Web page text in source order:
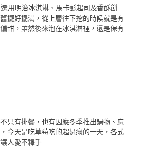
用明治冰淇淋、馬卡彭起司及香酥餅
擺好擺滿，從上層往下挖的時候就是有
甜，雖然後來泡在冰淇淋裡，還是保有
只有排餐，也有因應冬季推出鍋物、麻
今天是吃草莓吃的超過癮的一天，各式
人愛不釋手